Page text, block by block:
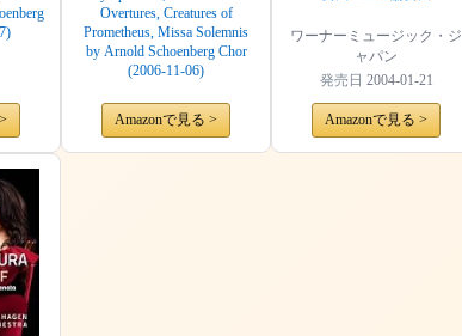
Overtures, Creatures of
Prometheus, Missa Solemnis
by Arnold Schoenberg Chor
(2006-11-06)
Amazonで見る >
ワーナーミュージック・ジ
ャパン
発売日 2004-01-21
Amazonで見る >